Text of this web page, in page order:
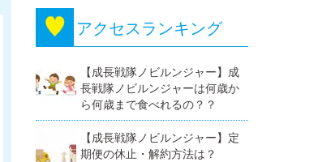
アクセスランキング
【成長戦隊ノビルンジャー】成
長戦隊ノビルンジャーは何歳か
ら何歳まで食べれるの？？
【成長戦隊ノビルンジャー】定
期便の休止・解約方法は？